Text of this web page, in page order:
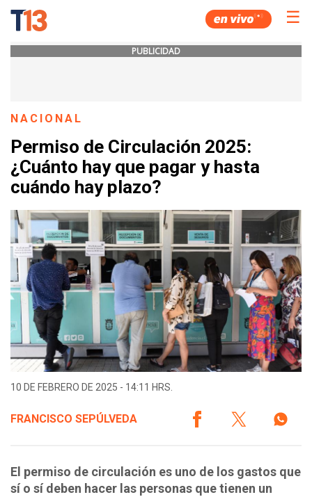
☰
PUBLICIDAD
NACIONAL
Permiso de Circulación 2025:
¿Cuánto hay que pagar y hasta
cuándo hay plazo?
10 DE FEBRERO DE 2025 - 14:11 HRS.
FRANCISCO SEPÚLVEDA
El permiso de circulación es uno de los gastos que
sí o sí deben hacer las personas que tienen un